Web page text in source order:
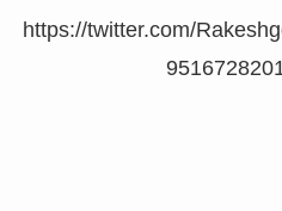
https://twitter.com/